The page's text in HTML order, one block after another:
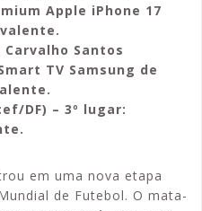
Apple iPhone 17
Santos
TV Samsung de
DF) – 3º lugar:
em uma nova etapa
de Futebol. O mata-